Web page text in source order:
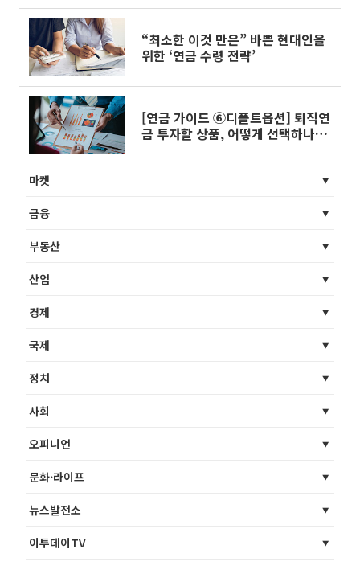
“최소한 이것 만은” 바쁜 현대인을
위한 ‘연금 수령 전략’
[연금 가이드 ⑥디폴트옵션] 퇴직연
금 투자할 상품, 어떻게 선택하나
마켓
금융
부동산
산업
경제
국제
정치
사회
오피니언
문화·라이프
뉴스발전소
이투데이TV